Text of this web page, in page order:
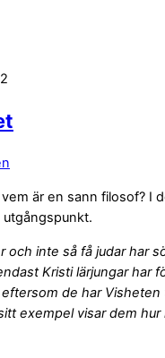
är en sann filosof? I
utgångspunkt.
och inte så få judar har
Kristi lärjungar har
de har Visheten
exempel visar dem hur